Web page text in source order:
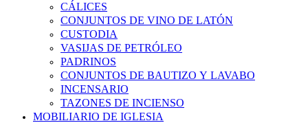
CÁLICES
CONJUNTOS DE VINO DE LATÓN
CUSTODIA
VASIJAS DE PETRÓLEO
PADRINOS
CONJUNTOS DE BAUTIZO Y LAVABO
INCENSARIO
TAZONES DE INCIENSO
MOBILIARIO DE IGLESIA